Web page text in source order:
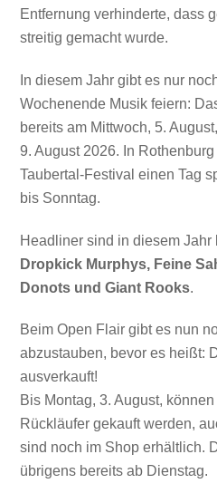
Entfernung verhinderte, dass
streitig gemacht wurde.
In diesem Jahr gibt es nur
Wochenende Musik feiern:
bereits am Mittwoch, 5.
9. August 2026. In
Taubertal-Festival einen Tag
bis Sonntag.
Headliner sind in diesem Jahr
Dropkick Murphys, Feine
Donots und Giant Rooks.
Beim Open Flair gibt es nun
abzustauben, bevor es heißt:
ausverkauft!
Bis Montag, 3. August,
Rückläufer gekauft werden,
sind noch im Shop erhältlich.
übrigens bereits ab Dienstag.